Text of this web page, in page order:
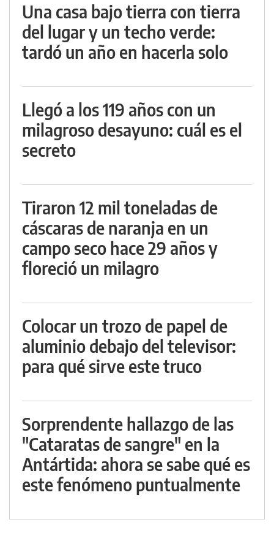
Una casa bajo tierra con tierra
del lugar y un techo verde:
tardó un año en hacerla solo
Llegó a los 119 años con un
milagroso desayuno: cuál es el
secreto
Tiraron 12 mil toneladas de
cáscaras de naranja en un
campo seco hace 29 años y
floreció un milagro
Colocar un trozo de papel de
aluminio debajo del televisor:
para qué sirve este truco
Sorprendente hallazgo de las
"Cataratas de sangre" en la
Antártida: ahora se sabe qué es
este fenómeno puntualmente